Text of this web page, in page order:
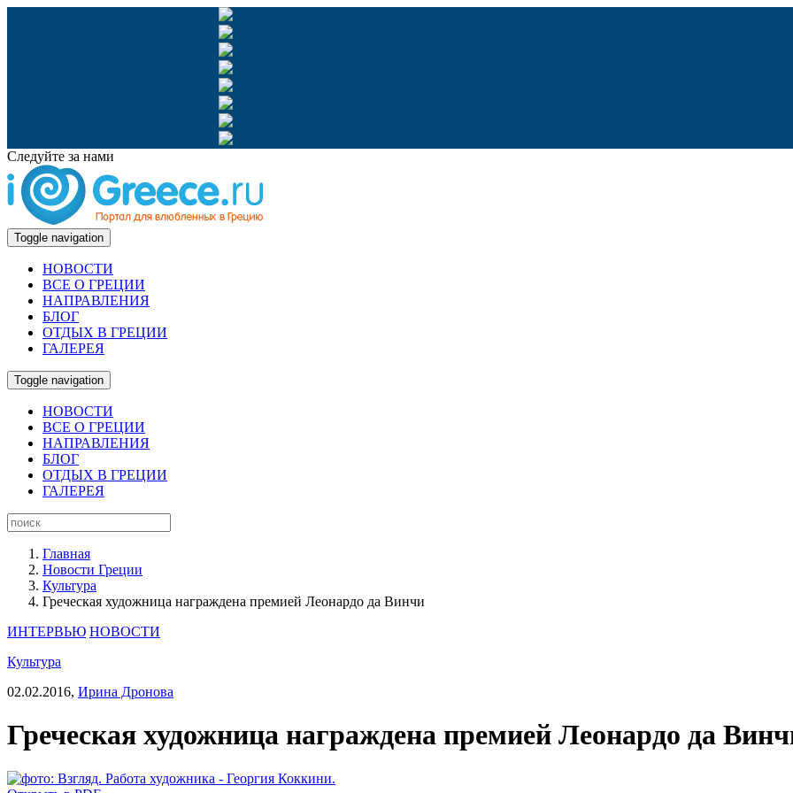
Следуйте за нами
Toggle navigation
НОВОСТИ
ВСЕ О ГРЕЦИИ
НАПРАВЛЕНИЯ
БЛОГ
ОТДЫХ В ГРЕЦИИ
ГАЛЕРЕЯ
Toggle navigation
НОВОСТИ
ВСЕ О ГРЕЦИИ
НАПРАВЛЕНИЯ
БЛОГ
ОТДЫХ В ГРЕЦИИ
ГАЛЕРЕЯ
Главная
Новости Греции
Культура
Греческая художница награждена премией Леонардо да Винчи
ИНТЕРВЬЮ НОВОСТИ
Культура
02.02.2016, Ирина Дронова
Греческая художница награждена премией Леонардо да